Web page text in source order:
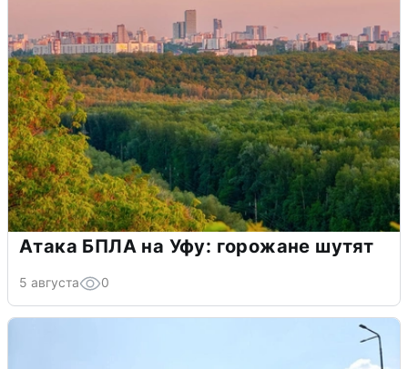
Атака БПЛА на Уфу: горожане шутят
5 августа 0